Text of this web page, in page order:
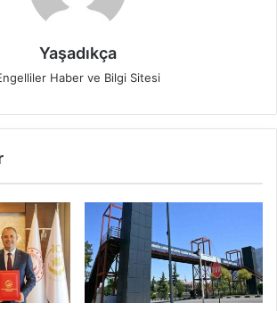
Yaşadıkça
Haber ve Bilgi Sitesi